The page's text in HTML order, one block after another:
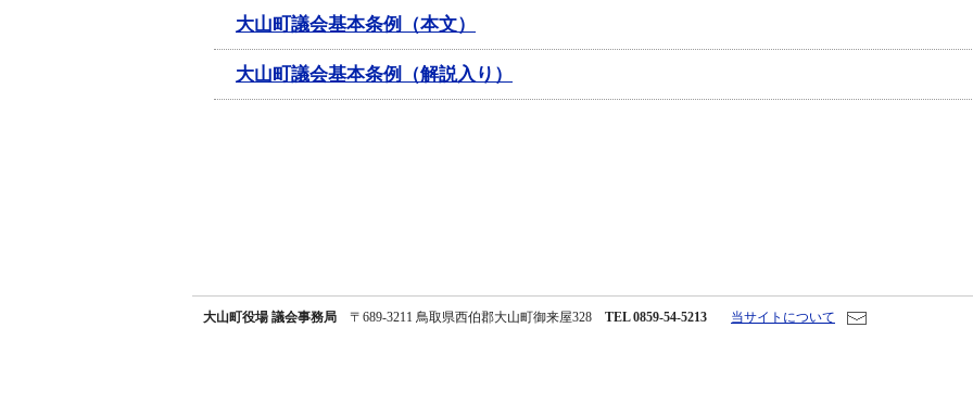
大山町議会基本条例（本文）
大山町議会基本条例（解説入り）
大山町役場 議会事務局 〒689-3211 鳥取県西伯郡大山町御来屋328 TEL 0859-54-5213 当サイトについて